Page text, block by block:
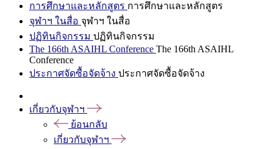
การศึกษาและหลักสูตร การศึกษาและหลักสูตร
จุฬาฯ ในสื่อ จุฬาฯ ในสื่อ
ปฏิทินกิจกรรม ปฏิทินกิจกรรม
The 166th ASAIHL Conference The 166th ASAIHL
Conference
ประกาศจัดซื้อจัดจ้าง ประกาศจัดซื้อจัดจ้าง
เกี่ยวกับจุฬาฯ
ย้อนกลับ
เกี่ยวกับจุฬาฯ